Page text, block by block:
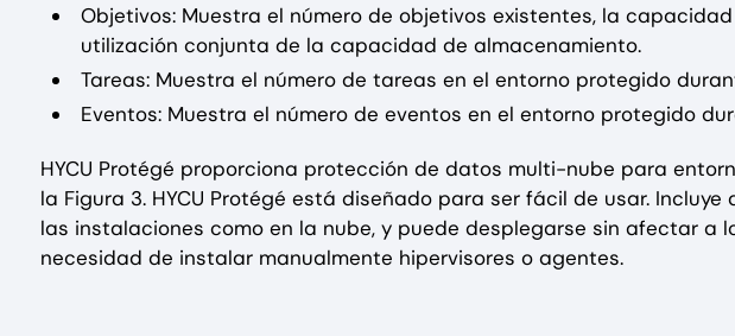
Objetivos: Muestra el número de objetivos existentes, la
utilización conjunta de la capacidad de almacenamiento.
Tareas: Muestra el número de tareas en el entorno protegido
Eventos: Muestra el número de eventos en el entorno protegido
HYCU Protégé proporciona protección de datos multi-nube para
la Figura 3. HYCU Protégé está diseñado para ser fácil de usar.
las instalaciones como en la nube, y puede desplegarse sin afectar a
necesidad de instalar manualmente hipervisores o agentes.